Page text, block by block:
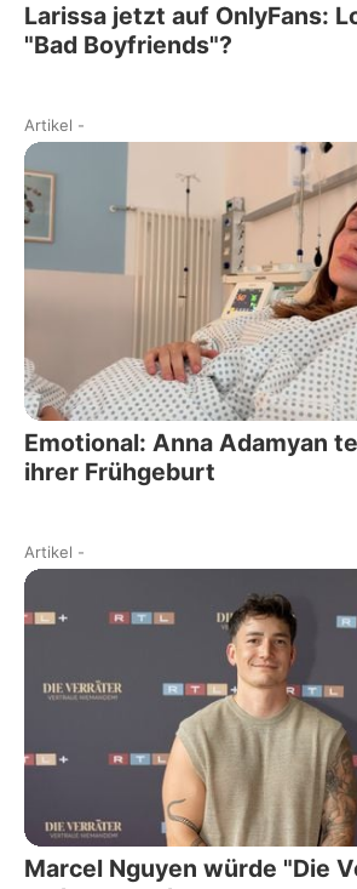
Larissa jetzt auf OnlyFans:
"Bad Boyfriends"?
Artikel -
Emotional: Anna Adamyan
ihrer Frühgeburt
Artikel -
Marcel Nguyen würde "Die